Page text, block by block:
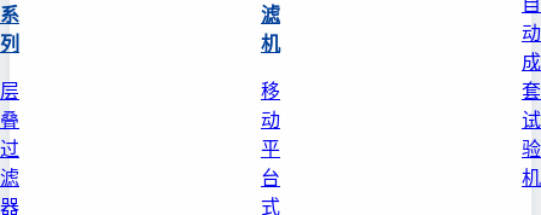
系
列
层
叠
过
滤
器
滤
机
移
动
平
台
式
自
动
成
套
试
验
机